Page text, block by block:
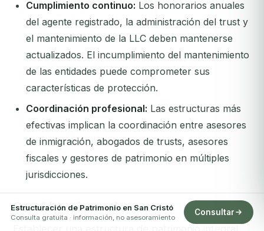
Cumplimiento continuo: Los honorarios anuales
del agente registrado, la administración del trust y
el mantenimiento de la LLC deben mantenerse
actualizados. El incumplimiento del mantenimiento
de las entidades puede comprometer sus
características de protección.
Coordinación profesional: Las estructuras más
efectivas implican la coordinación entre asesores
de inmigración, abogados de trusts, asesores
fiscales y gestores de patrimonio en múltiples
jurisdicciones.
Consideraciones de costes
Estructuración de Patrimonio en San Cristó
Consulta gratuita · información, no asesoramiento
Consultar